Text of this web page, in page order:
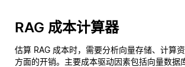
RAG 成本计算器
估算 RAG 成本时，需要分析向量存储、计算
方面的开销。主要成本驱动因素包括向量数据